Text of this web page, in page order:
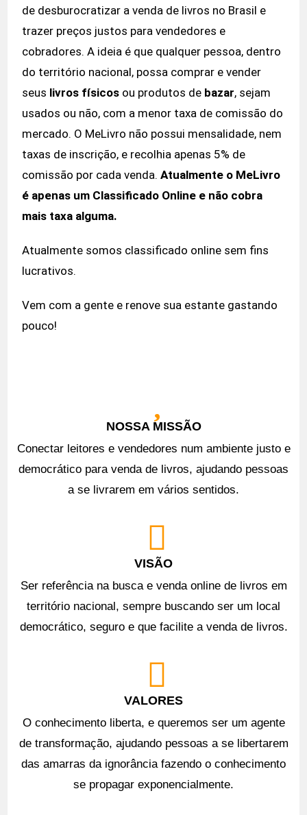
de desburocratizar a venda de livros no Brasil e
trazer preços justos para vendedores e
cobradores. A ideia é que qualquer pessoa, dentro
do território nacional, possa comprar e vender
seus livros físicos ou produtos de bazar, sejam
usados ou não, com a menor taxa de comissão do
mercado. O MeLivro não possui mensalidade, nem
taxas de inscrição, e recolhia apenas 5% de
comissão por cada venda.Atualmente o MeLivro
é apenas um Classificado Online e não cobra
mais taxa alguma.
Atualmente somos classificado online sem fins
lucrativos.
Vem com a gente e renove sua estante gastando
pouco!
NOSSA MISSÃO
Conectar leitores e vendedores num ambiente justo e
democrático para venda de livros, ajudando pessoas
a se livrarem em vários sentidos.
VISÃO
Ser referência na busca e venda online de livros em
território nacional, sempre buscando ser um local
democrático, seguro e que facilite a venda de livros.
VALORES
O conhecimento liberta, e queremos ser um agente
de transformação, ajudando pessoas a se libertarem
das amarras da ignorância fazendo o conhecimento
se propagar exponencialmente.